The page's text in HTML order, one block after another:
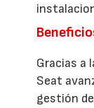
Gracias a
Seat
gestión